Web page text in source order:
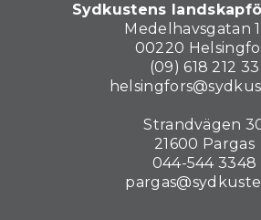
Sydkustens
Medelhavsgatan
00220
(09) 618 212 33
Strandvägen
21600 Pargas
044-544 3348